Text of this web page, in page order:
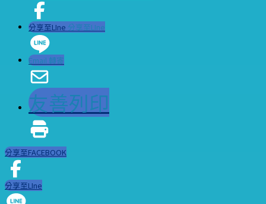
分享至LIne 分享至LIne
Email 轉寄
友善列印
分享至FACEBOOK
分享至LIne